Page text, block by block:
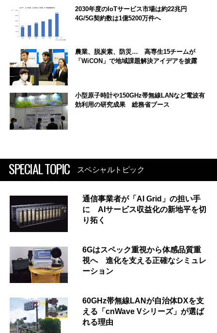
2030年度のIoTサービス市場は約22兆円
4G/5G契約数は1億5200万件へ
農業、脱炭素、防災… 高専生15チームが
「WiCON」で地域課題解決アイデアを披露
小型原子時計や150GHz帯無線LANなど電波有
効利用の研究成果 総務省ブース
SPECIAL TOPIC スペシャルトピック
通信事業者が「AI Grid」の担い手
に AIサービス収益化の新地平を切
り拓く
6Gはスペック重視から体感品質重
視へ 進化を支える正確なシミュレ
ーション
60GHz帯無線LANが自治体DXを支
える「cnWave Vシリーズ」が選ば
れる理由